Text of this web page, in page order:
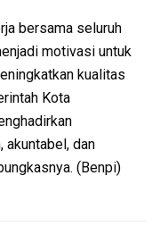
bersama seluruh
motivasi untuk
kualitas
Kota
akuntabel, dan
(Benpi)